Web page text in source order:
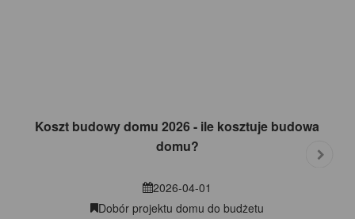
Koszt budowy domu 2026 - ile kosztuje budowa
domu?
2026-04-01
Dobór projektu domu do budżetu